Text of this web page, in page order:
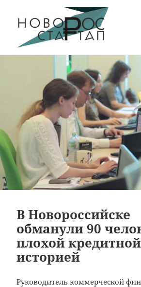
Новорос Стартап
В Новороссийске
обманули 90
плохой кредитной
историей
Руководитель коммерческой